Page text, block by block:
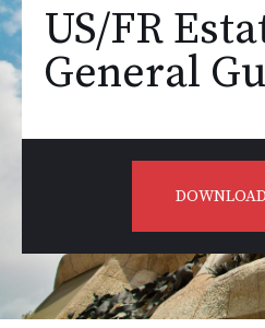
US/FR
General